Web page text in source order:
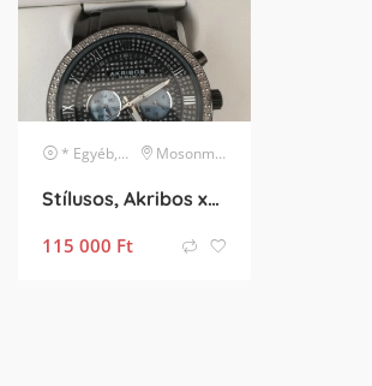
* Egyéb, listában nem szereplő márka Mosonmagyaróvár
Stílusos, Akribos xxiv
115 000 Ft